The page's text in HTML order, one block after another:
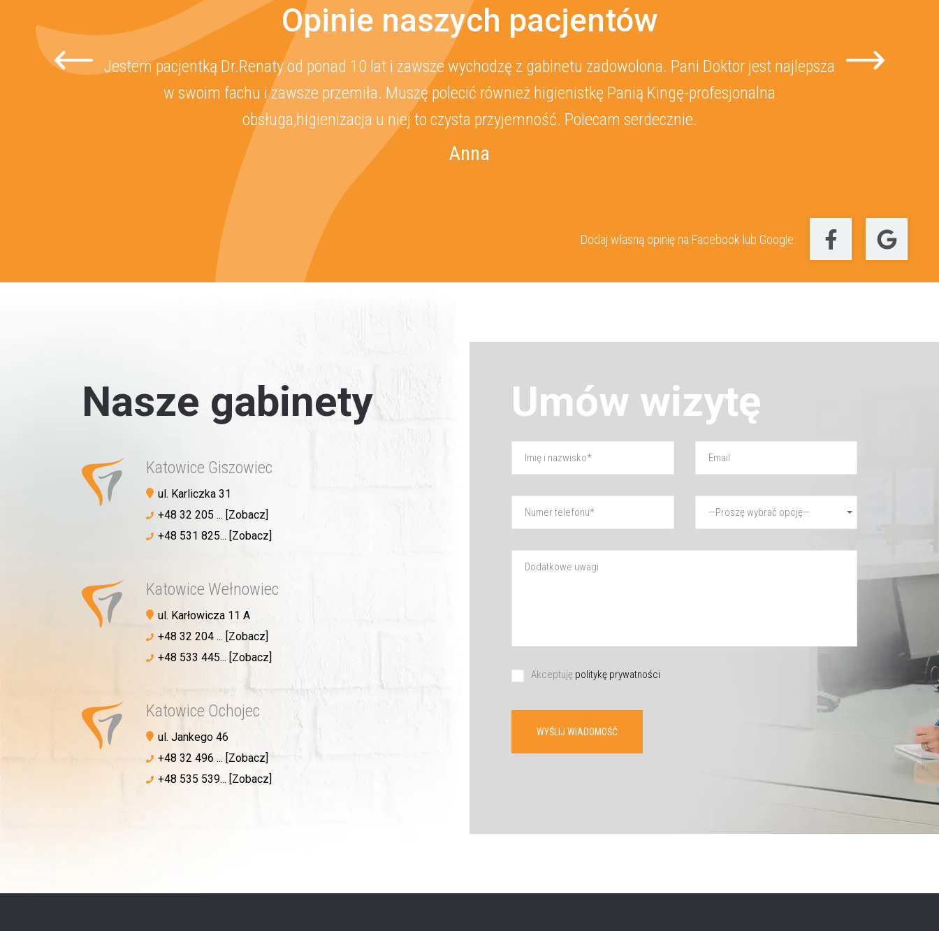
Opinie naszych pacjentów
Jestem pacjentką Dr.Renaty od ponad 10 lat i zawsze wychodzę z gabinetu zadowolona. Pani Doktor jest najlepsza
w swoim fachu i zawsze przemiła. Muszę polecić również higienistkę Panią Kingę-profesjonalna
obsługa,higienizacja u niej to czysta przyjemność. Polecam serdecznie.
Anna
Dodaj własną opinię na Facebook lub Google:
Nasze gabinety
Katowice Giszowiec
ul. Karliczka 31
+48 32 205 ... [Zobacz]
+48 531 825... [Zobacz]
Katowice Wełnowiec
ul. Karłowicza 11 A
+48 32 204 ... [Zobacz]
+48 533 445... [Zobacz]
Katowice Ochojec
ul. Jankego 46
+48 32 496 ... [Zobacz]
+48 535 539... [Zobacz]
Umów wizytę
Akceptuję politykę prywatności
WYŚLIJ WIADOMOŚĆ
WYŚLIJ WIADOMOŚĆ